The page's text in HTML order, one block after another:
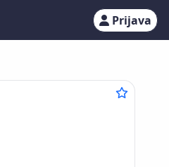
Prijava